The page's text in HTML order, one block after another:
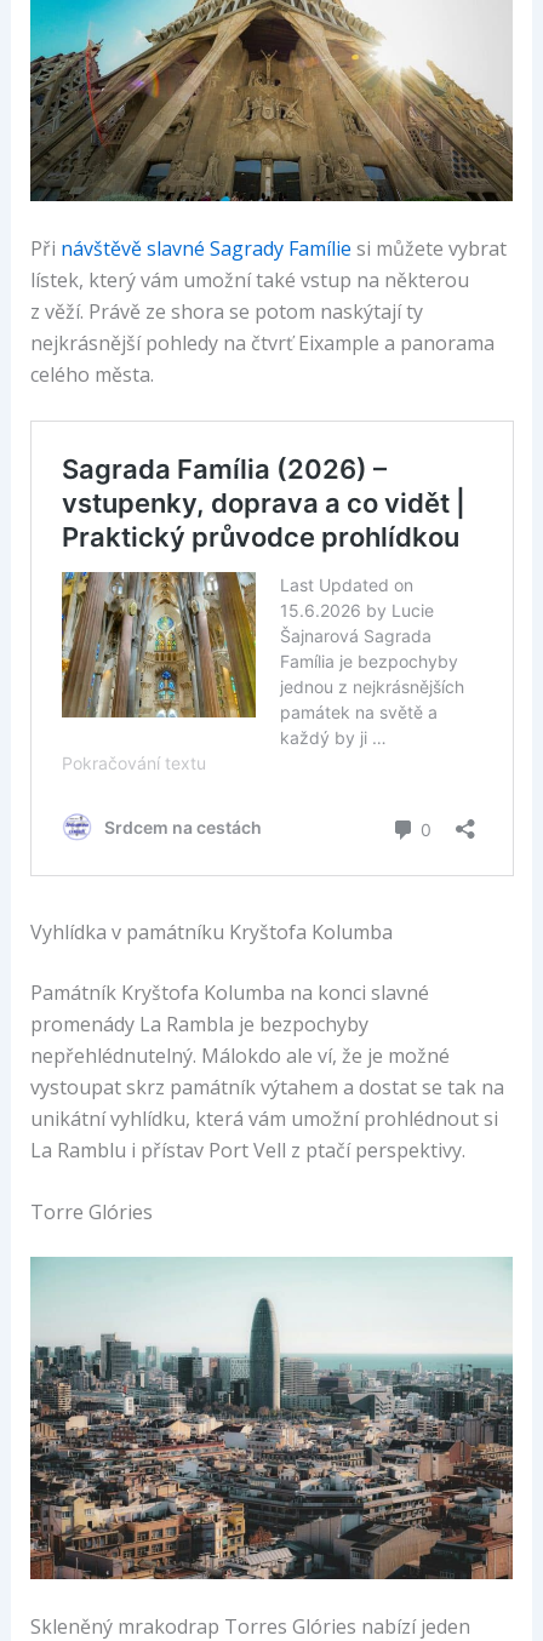
Při návštěvě slavné Sagrady Famílie si můžete vybrat
lístek, který vám umožní také vstup na některou
z věží. Právě ze shora se potom naskýtají ty
nejkrásnější pohledy na čtvrť Eixample a panorama
celého města.
Vyhlídka v památníku Kryštofa Kolumba
Památník Kryštofa Kolumba na konci slavné
promenády La Rambla je bezpochyby
nepřehlédnutelný. Málokdo ale ví, že je možné
vystoupat skrz památník výtahem a dostat se tak na
unikátní vyhlídku, která vám umožní prohlédnout si
La Ramblu i přístav Port Vell z ptačí perspektivy.
Torre Glóries
Skleněný mrakodrap Torres Glóries nabízí jeden